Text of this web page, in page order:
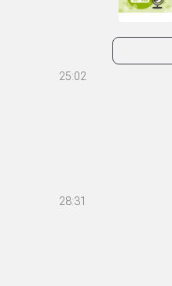
25:02
28:31